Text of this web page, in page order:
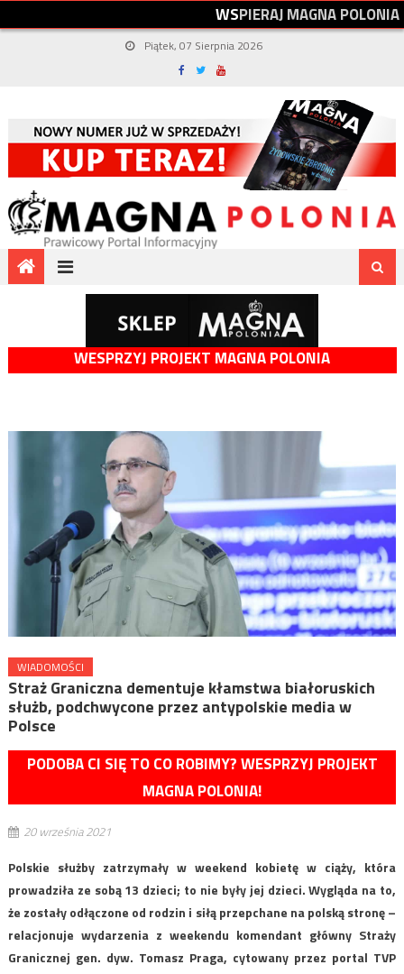
WSPIERAJMAGNAPOLONIA
Piątek, 07 Sierpnia 2026
WESPRZYJ PROJEKT MAGNA POLONIA
WIADOMOŚCI
Straż Graniczna dementuje kłamstwa białoruskich
służb, podchwycone przez antypolskie media w
Polsce
PODOBA CI SIĘ TO CO ROBIMY? WESPRZYJ PROJEKT
MAGNA POLONIA!
20 września 2021
Polskie służby zatrzymały w weekend kobietę w ciąży, która
prowadziła ze sobą 13 dzieci; to nie były jej dzieci. Wygląda na to,
że zostały odłączone od rodzin i siłą przepchane na polską stronę –
relacjonuje wydarzenia z weekendu komendant główny Straży
Granicznej gen. dyw. Tomasz Praga, cytowany przez portal TVP